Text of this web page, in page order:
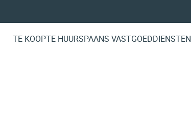
TE KOOPTE HUURSPAANS VASTGOEDDIENSTEN